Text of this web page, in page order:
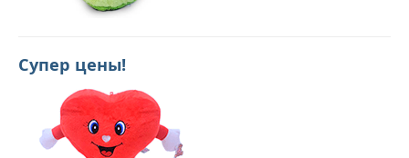
Супер цены!